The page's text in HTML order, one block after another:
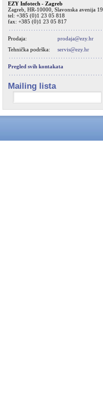
EZY Infotech - Zagreb
Zagreb, HR-10000, Slavonska avenija 19
tel: +385 (0)1 23 05 818
fax: +385 (0)1 23 05 817
Prodaja:
prodaja@ezy.hr
Tehnička podrška:
servis@ezy.hr
Pregled svih kontakata
Mailing lista